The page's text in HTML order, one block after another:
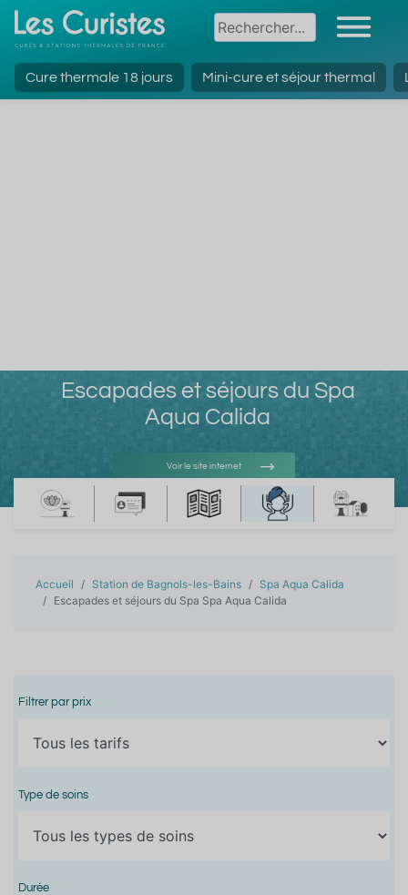
Cure thermale 18 jours Mini-cure et séjour thermal
Escapades et séjours du Spa
Aqua Calida
Voir le site internet
Voir l'adresse e-mail
Accueil Station de Bagnols-les-Bains
Spa Aqua Calida
Escapades et séjours du Spa Spa Aqua Calida
Filtrer par prix
Type de soins
Durée